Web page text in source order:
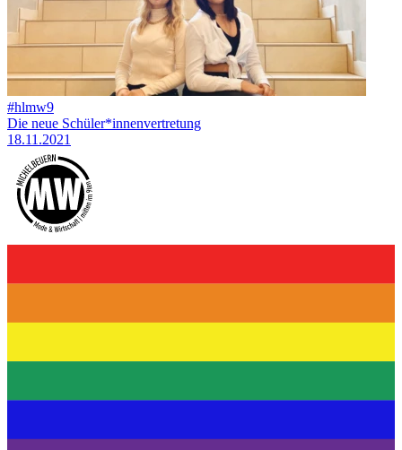
#hlmw9
Die neue Schüler*innenvertretung
18.11.2021